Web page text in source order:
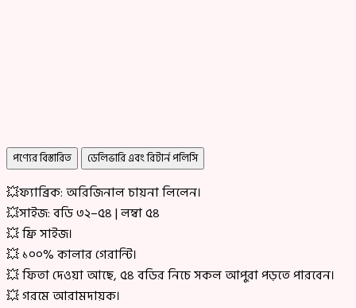
পণ্যের বিস্তারিত ডেলিভারি এবং রিটার্ন পলিসি
💥ফ্যাব্রিক: অরিজিনাল চায়না লিলেন।
💥সাইজ: বডি ৩২–৫৪ | লম্বা ৫৪
💥 ফ্রি সাইজ।
💥 ১০০% কালার গেরান্টি।
💥 ফিতা দেওয়া আছে, ৫৪ বডির নিচে সকল আপুরা পড়তে পারবেন।
💥 গরমে আরামদায়ক।